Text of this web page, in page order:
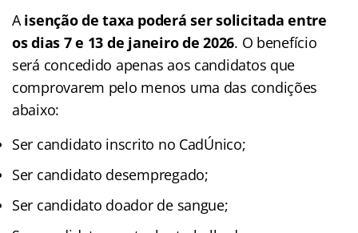
A isenção de taxa poderá ser solicitada entre
os dias 7 e 13 de janeiro de 2026. O benefício
será concedido apenas aos candidatos que
comprovarem pelo menos uma das condições
abaixo:
Ser candidato inscrito no CadÚnico;
Ser candidato desempregado;
Ser candidato doador de sangue;